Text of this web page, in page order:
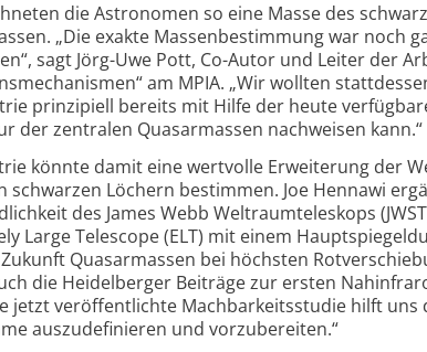
die Astronomen so eine Masse des
„Die exakte Massen­bestimmung war noch
sagt Jörg-Uwe Pott, Co-Autor und Leiter der
am MPIA. „Wir wollten
prinzipiell bereits mit Hilfe der heute
der zentralen Quasarmassen nachweisen kann.“
könnte damit eine wertvolle Erweiterung der
schwarzen Löchern bestimmen. Joe Hennawi
des James Webb Weltraumteleskops
Large Telescope (ELT) mit einem
Quasar­massen bei höchsten
die Heidelberger Beiträge zur ersten
jetzt veröffentlichte Machbarkeitsstudie hilft uns
auszu­definieren und vorzubereiten.“